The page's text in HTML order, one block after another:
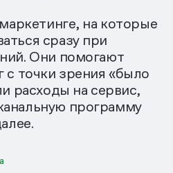
на которые
сразу при
Они помогают
с точки зрения «было
расходы на сервис,
программу